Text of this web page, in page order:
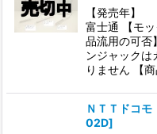
【発売年
富士通 【モ
品流用の可
ンジャックは
りません 【
ＮＴＴドコ
02D]